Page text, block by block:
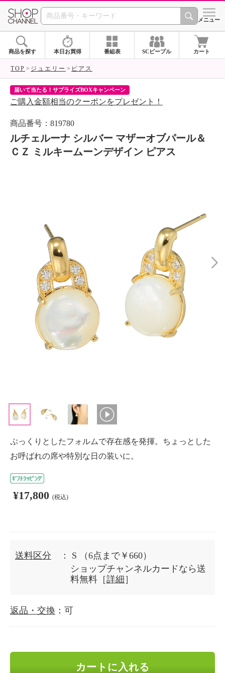
SHOP CHANNEL シメニュー
商品を探す 本日お買得 番組表 SCピープル カート
TOP ジュエリー ピアス
届いて当たる！サプライズBOXキャンペーン
ご購入金額相当のクーポンをプレゼント！
商品番号：819780
ルチェルーナ シルバー マザーオブパール＆
ＣＺ ミルキームーンデザイン ピアス
ぷっくりとしたフォルムで存在感を発揮。ちょっとした
お呼ばれの席や特別な日の装いに。
¥17,800 (税込)
送料区分 ： S
（6点まで￥660）
ショップチャンネルカードなら送
料無料［詳細 ］
返品・交換 ：可
カートに入れる